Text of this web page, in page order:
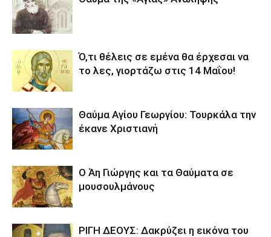
Ό,τι θέλεις σε εμένα θα έρχεσαι να
το λες, γιορτάζω στις 14 Μαΐου!
Θαύμα Αγίου Γεωργίου: Τουρκάλα την
έκανε Χριστιανή
Ο Άη Γιώργης και τα Θαύματα σε
μουσουλμάνους
ΡΙΓΗ ΔΕΟΥΣ: Δακρύζει η εικόνα του